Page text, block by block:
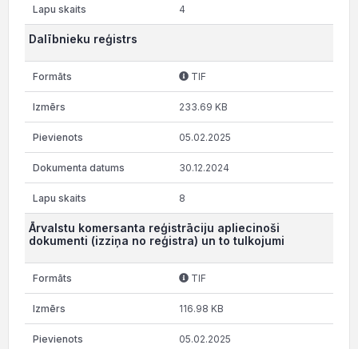
4
Dalībnieku reģistrs
TIF
233.69 KB
05.02.2025
30.12.2024
8
Ārvalstu komersanta reģistrāciju apliecinoši
dokumenti (izziņa no reģistra) un to tulkojumi
TIF
116.98 KB
05.02.2025